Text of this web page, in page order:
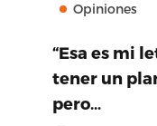
Opiniones
“Esa es mi
tener un
pero…